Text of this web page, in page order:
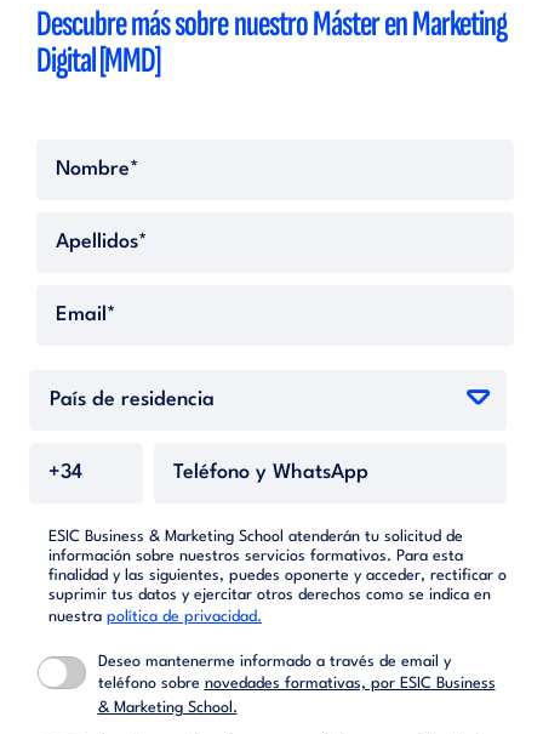
Descubre más sobre nuestro Máster en Marketing
Digital [MMD]
ESIC Business & Marketing School atenderán tu solicitud de
información sobre nuestros servicios formativos. Para esta
finalidad y las siguientes, puedes oponerte y acceder, rectificar o
suprimir tus datos y ejercitar otros derechos como se indica en
nuestra política de privacidad.
Deseo mantenerme informado a través de email y
teléfono sobre novedades formativas, por ESIC Business
& Marketing School.